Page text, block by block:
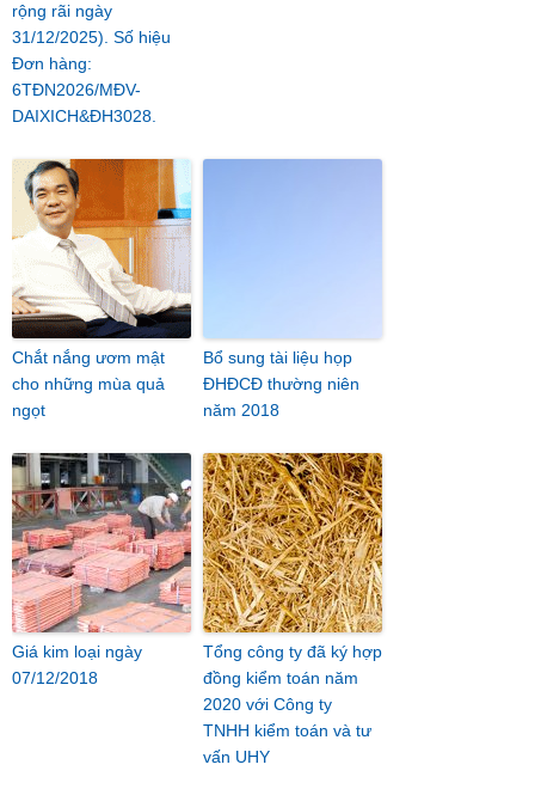
rộng rãi ngày
31/12/2025). Số hiệu
Đơn hàng:
6TĐN2026/MĐV-
DAIXICH&ĐH3028.
Chắt nắng ươm mật
cho những mùa quả
ngọt
Bổ sung tài liệu họp
ĐHĐCĐ thường niên
năm 2018
Giá kim loại ngày
07/12/2018
Tổng công ty đã ký hợp
đồng kiểm toán năm
2020 với Công ty
TNHH kiểm toán và tư
vấn UHY